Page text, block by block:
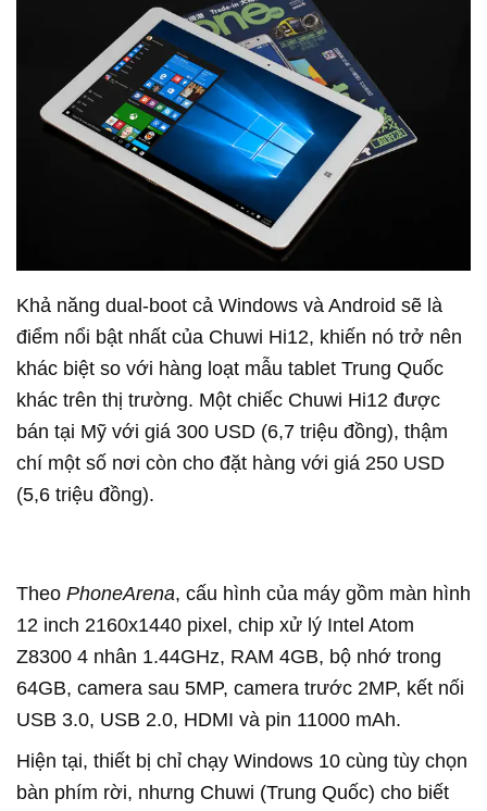
Khả năng dual-boot cả Windows và Android sẽ là
điểm nổi bật nhất của Chuwi Hi12, khiến nó trở nên
khác biệt so với hàng loạt mẫu tablet Trung Quốc
khác trên thị trường. Một chiếc Chuwi Hi12 được
bán tại Mỹ với giá 300 USD (6,7 triệu đồng), thậm
chí một số nơi còn cho đặt hàng với giá 250 USD
(5,6 triệu đồng).
Theo PhoneArena, cấu hình của máy gồm màn hình
12 inch 2160x1440 pixel, chip xử lý Intel Atom
Z8300 4 nhân 1.44GHz, RAM 4GB, bộ nhớ trong
64GB, camera sau 5MP, camera trước 2MP, kết nối
USB 3.0, USB 2.0, HDMI và pin 11000 mAh.
Hiện tại, thiết bị chỉ chạy Windows 10 cùng tùy chọn
bàn phím rời, nhưng Chuwi (Trung Quốc) cho biết